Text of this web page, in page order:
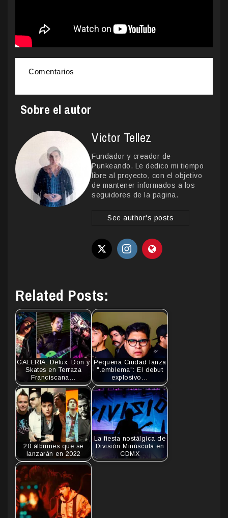
Comentarios
Sobre el autor
Victor Tellez
Fundador y creador de
Punkeando. Le dedico mi tiempo
libre al proyecto, con el objetivo
de mantener informados a los
seguidores de la pagina.
See author's posts
Related Posts:
GALERIA: Delux, Don y
Skates en Terraza
Franciscana…
Pequeña Ciudad lanza
".emblema": El debut
explosivo…
20 álbumes que se
lanzarán en 2022
La fiesta nostálgica de
División Minúscula en
CDMX